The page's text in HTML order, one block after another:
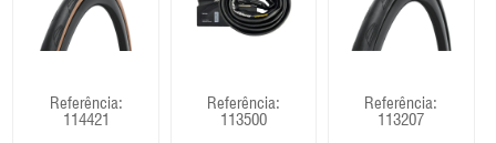
Referência:
114421
Referência:
113500
Referência:
113207